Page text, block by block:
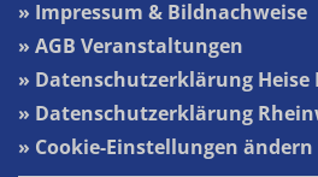
» Impressum & Bildnachweise
» AGB Veranstaltungen
» Datenschutzerklärung Heise
» Datenschutzerklärung
» Cookie-Einstellungen ändern